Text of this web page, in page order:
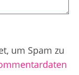
um Spam zu